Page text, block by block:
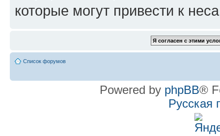
которые могут привести к
Список форумов
Powered by phpBB®
Русская